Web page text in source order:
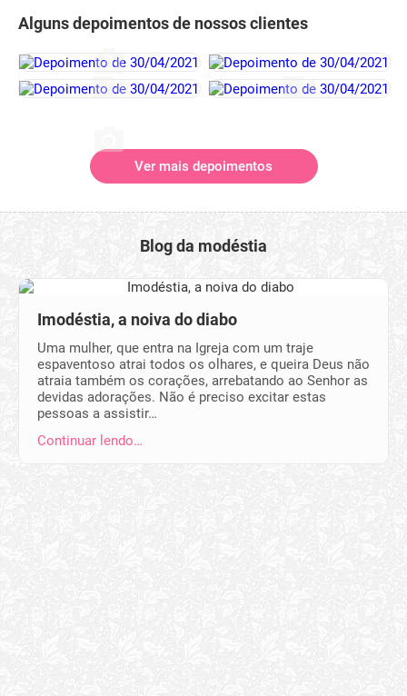
Alguns depoimentos de nossos clientes
Ver mais depoimentos
Blog da modéstia
Imodéstia, a noiva do diabo
Uma mulher, que entra na Igreja com um traje
espaventoso atrai todos os olhares, e queira Deus não
atraia também os corações, arrebatando ao Senhor as
devidas adorações. Não é preciso excitar estas
pessoas a assistir…
Continuar lendo…